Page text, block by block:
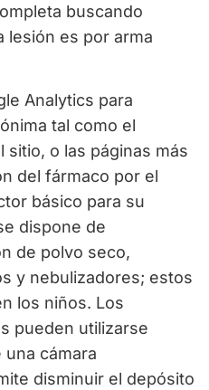
buscando
lesión es por arma
Analytics para
tal como el
o las páginas más
del fármaco por el
básico para su
dispone de
de polvo seco,
y nebulizadores; estos
los niños. Los
pueden utilizarse
cámara
disminuir el depósito